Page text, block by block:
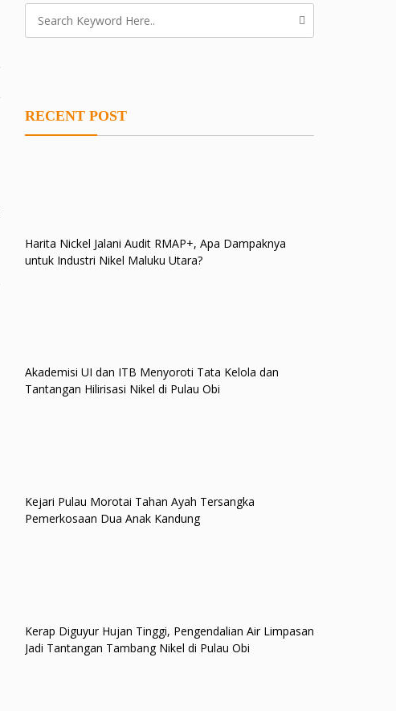
RECENT POST
Harita Nickel Jalani Audit RMAP+, Apa Dampaknya
untuk Industri Nikel Maluku Utara?
Akademisi UI dan ITB Menyoroti Tata Kelola dan
Tantangan Hilirisasi Nikel di Pulau Obi
Kejari Pulau Morotai Tahan Ayah Tersangka
Pemerkosaan Dua Anak Kandung
Kerap Diguyur Hujan Tinggi, Pengendalian Air Limpasan
Jadi Tantangan Tambang Nikel di Pulau Obi